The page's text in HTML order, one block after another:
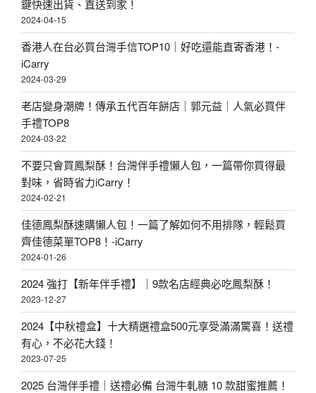
鍵快速出貨、直送到家！
2024-04-15
香港人在台必買台灣手信TOP10｜好吃還能直寄香港！-
iCarry
2024-03-29
老店變身潮牌！傳承五代百年餅店｜郭元益｜人氣必買伴
手禮TOP8
2024-03-22
不要只會買鳳梨酥！台灣伴手禮懶人包，一篇帶你買得最
對味，省時省力iCarry！
2024-02-21
佳德鳳梨酥速購懶人包！一篇了解如何不用排隊，輕鬆買
齊佳德菜單TOP8！-iCarry
2024-01-26
2024 強打【新年伴手禮】｜9款名店經典必吃鳳梨酥！
2023-12-27
2024【中秋禮盒】十大精選禮盒500元享受滿滿驚喜！送禮
有心，不必花大錢！
2023-07-25
2025 台灣伴手禮｜送禮必備 台灣牛軋糖 10 款甜蜜推薦！